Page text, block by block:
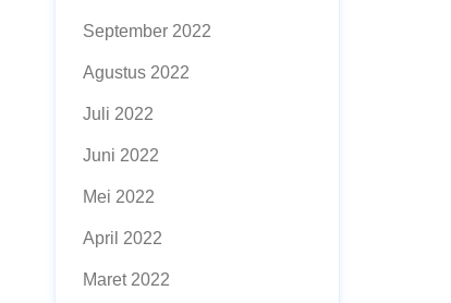
September 2022
Agustus 2022
Juli 2022
Juni 2022
Mei 2022
April 2022
Maret 2022